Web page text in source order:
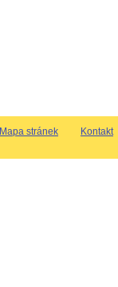
Mapa stránek Kontakt